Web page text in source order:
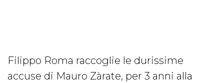
Filippo Roma raccoglie le durissime
accuse di Mauro Zàrate, per 3 anni alla